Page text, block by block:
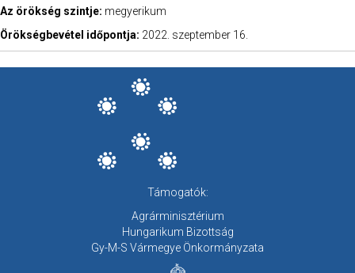
Az örökség szintje: megyerikum
Örökségbevétel időpontja: 2022. szeptember 16.
Támogatók:
Agrárminisztérium
Hungarikum Bizottság
Gy-M-S Vármegye Önkormányzata